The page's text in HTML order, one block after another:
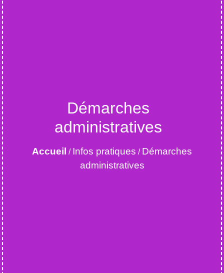
Démarches
administratives
Accueil / Infos pratiques / Démarches
administratives